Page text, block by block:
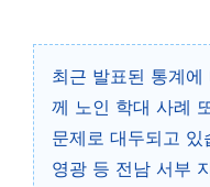
최근 발표된 통계
께 노인 학대 사례
문제로 대두되고
영광 등 전남 서부